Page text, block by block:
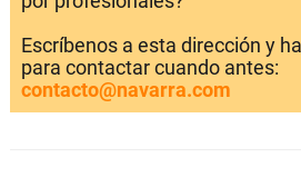
Escríbenos a esta dirección y
para contactar cuando antes:
contacto@navarra.com